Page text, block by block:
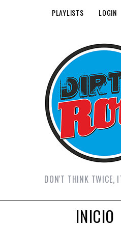
PLAYLISTS LOGIN
DON'T THINK TWICE,
INICIO